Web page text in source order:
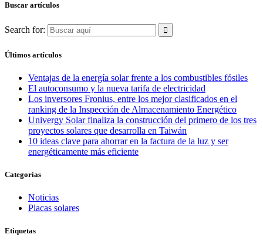
Buscar artículos
Search for:
Últimos artículos
Ventajas de la energía solar frente a los combustibles fósiles
El autoconsumo y la nueva tarifa de electricidad
Los inversores Fronius, entre los mejor clasificados en el
ranking de la Inspección de Almacenamiento Energético
Univergy Solar finaliza la construcción del primero de los tres
proyectos solares que desarrolla en Taiwán
10 ideas clave para ahorrar en la factura de la luz y ser
energéticamente más eficiente
Categorías
Noticias
Placas solares
Etiquetas